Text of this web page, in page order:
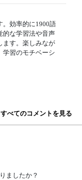
。効率的に1900語
的な学習法や音声
ます。楽しみなが
学習のモチベーシ
べてのコメントを見る
ましたか？